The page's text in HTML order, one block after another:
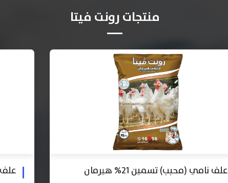
منتجات رونت فيتا
علف علف بادي نامي تسمين 19% هيرمان